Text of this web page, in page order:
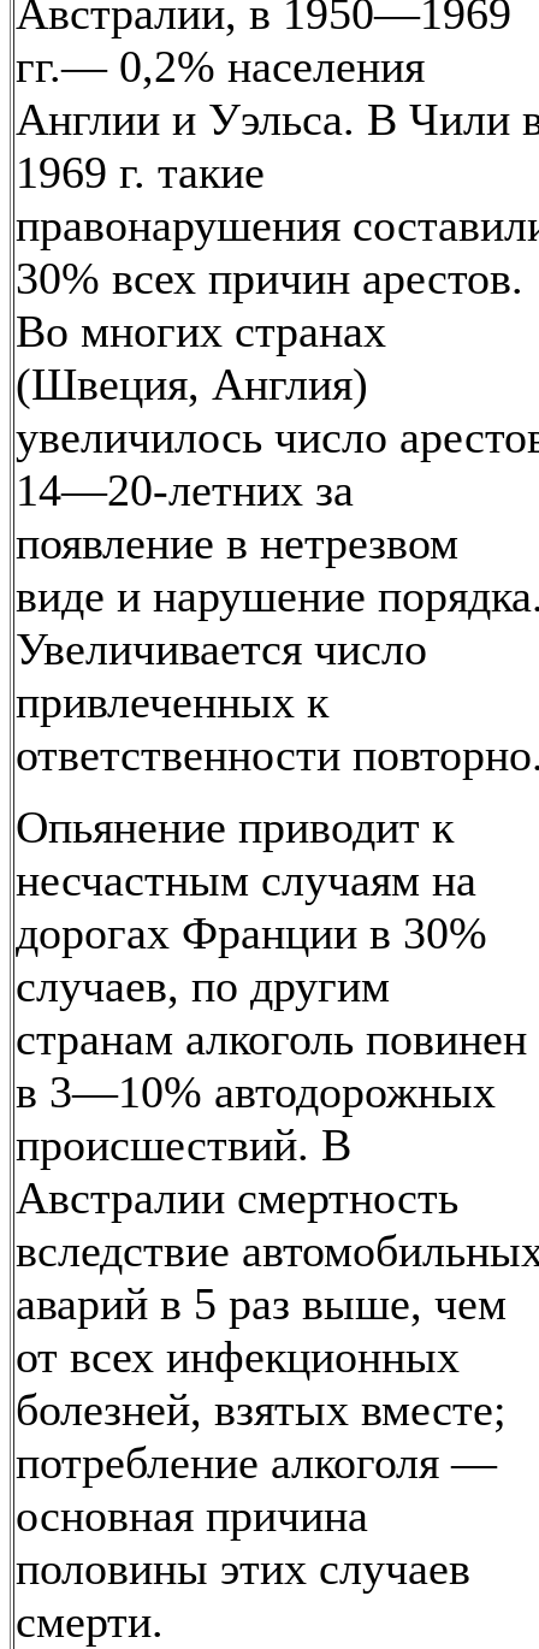
Австралии, в 1950—1969
гг.— 0,2% населения
Англии и Уэльса. В Чили
1969 г. такие
правонарушения
30% всех причин арестов.
Во многих странах
(Швеция, Англия)
увеличилось число
14—20-летних за
появление в нетрезвом
виде и нарушение
Увеличивается число
привлеченных к
ответственности
Опьянение приводит к
несчастным случаям на
дорогах Франции в 30%
случаев, по другим
странам алкоголь повинен
в 3—10% автодорожных
происшествий. В
Австралии смертность
вследствие
аварий в 5 раз выше, чем
от всех инфекционных
болезней, взятых вместе;
потребление алкоголя —
основная причина
половины этих случаев
смерти.